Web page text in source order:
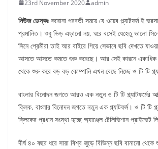
23rd November 2020 admin
নিউজ ডেস্কঃ করোনা পরবর্তী সময়ে যে ওয়েব প্ল্যাটফর্ম ই
প্রমানিত। শুধু ভিড় এড়ানো নয়, ঘরে বসেই যেহেতু ভালো
সিনে প্রেমীরা তাই আর বাইরে গিয়ে সেভাবে ছবি দেখতে
আসতে আসতে কমতে শুরু করেছে। আর সেই কারনে একাধিক
থেকে শুরু করে বড় বড় কোম্পানি এখন বেছে নিচ্ছে ও টি টি
বাংলার বিনোদন জগতে আরও এক নতুন ও টি টি প্ল্যাটফর্মের
ক্লিক, বাংলার বিনোদন জগতে নতুন এক প্ল্যাটফর্ম। ও টি টি
ক্লিকের প্রধান সংস্থা হচ্ছে অ্যাঞ্জেল টেলিভিশান প্রাইভেট
দীর্ঘ ৪০ বছর ধরে সারা বিশ্ব জুড়ে বিভিন্ন ছবি বানানো